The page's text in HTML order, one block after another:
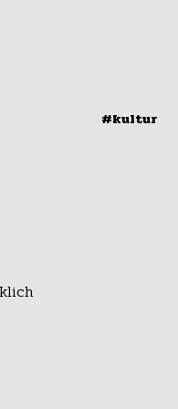
#kultur